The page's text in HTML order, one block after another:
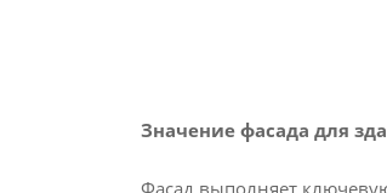
Значение фасада для